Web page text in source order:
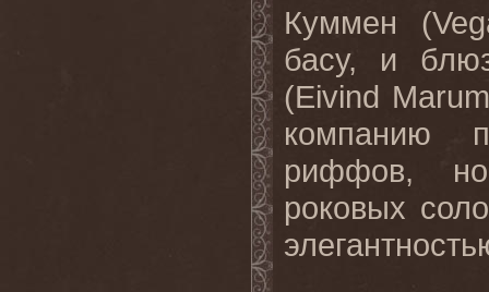
Куммен
басу, и
(Eivind
компанию
риффов,
роковых